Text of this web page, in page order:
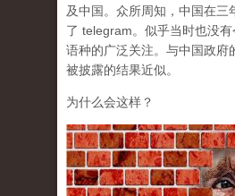
及中国。众所周知，中国在三
了 telegram。似乎当时也没
语种的广泛关注。与中国政府
被披露的结果近似。
为什么会这样？